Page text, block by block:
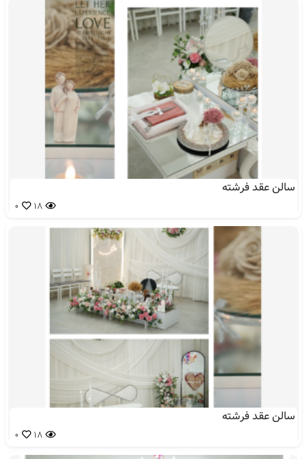
سالن عقد فرشته
18
0
سالن عقد فرشته
18
0